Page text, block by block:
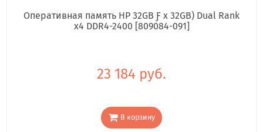
Оперативная память HP 32GB Ƒ x 32GB) Dual Rank
x4 DDR4-2400 [809084-091]
23 184 руб.
В корзину